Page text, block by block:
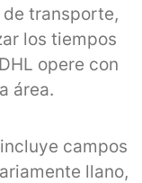
transporte,
los tiempos
opere con
área.
campos
llano,